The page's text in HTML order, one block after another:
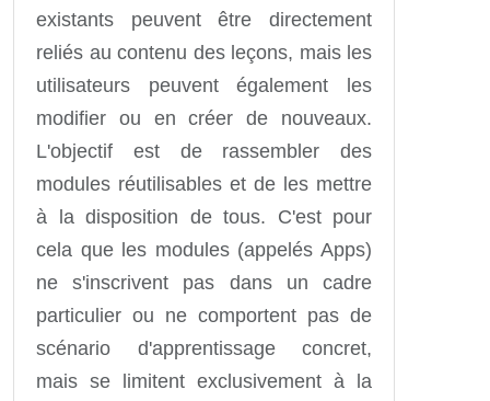
existants peuvent être directement
reliés au contenu des leçons, mais les
utilisateurs peuvent également les
modifier ou en créer de nouveaux.
L'objectif est de rassembler des
modules réutilisables et de les mettre
à la disposition de tous. C'est pour
cela que les modules (appelés Apps)
ne s'inscrivent pas dans un cadre
particulier ou ne comportent pas de
scénario d'apprentissage concret,
mais se limitent exclusivement à la